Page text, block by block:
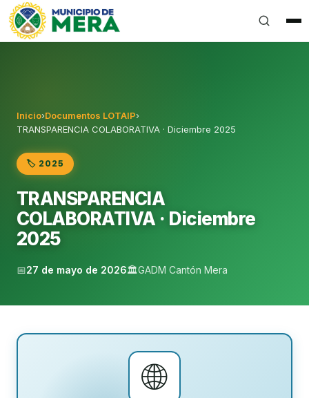
Gobierno Autónomo Descentralizado Municipal del
Inicio›Documentos LOTAIP›
TRANSPARENCIA COLABORATIVA · Diciembre 2025
🏷️ 2025
TRANSPARENCIA
COLABORATIVA · Diciembre
2025
📅27 de mayo de 2026🏛️GADM Cantón Mera
🌐